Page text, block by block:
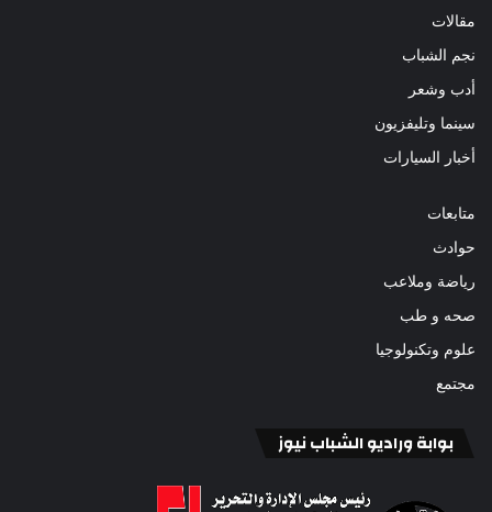
مقالات
نجم الشباب
أدب وشعر
سينما وتليفزيون
أخبار السيارات
متابعات
حوادث
رياضة وملاعب
صحه و طب
علوم وتكنولوجيا
مجتمع
بوابة وراديو الشباب نيوز